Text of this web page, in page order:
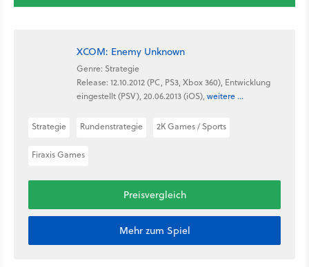
XCOM: Enemy Unknown
Genre: Strategie
Release: 12.10.2012 (PC, PS3, Xbox 360), Entwicklung
eingestellt (PSV), 20.06.2013 (iOS), weitere ...
Strategie Rundenstrategie 2K Games / Sports
Firaxis Games
Preisvergleich
Mehr zum Spiel